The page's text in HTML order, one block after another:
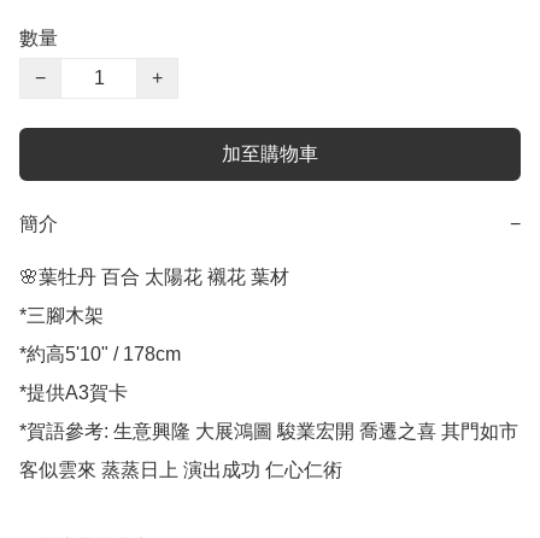
數量
−
+
加至購物車
簡介 −
🌸葉牡丹 百合 太陽花 襯花 葉材
*三腳木架
*約高5'10" / 178cm
*提供A3賀卡
*賀語參考: 生意興隆 大展鴻圖 駿業宏開 喬遷之喜 其門如市
客似雲來 蒸蒸日上 演出成功 仁心仁術